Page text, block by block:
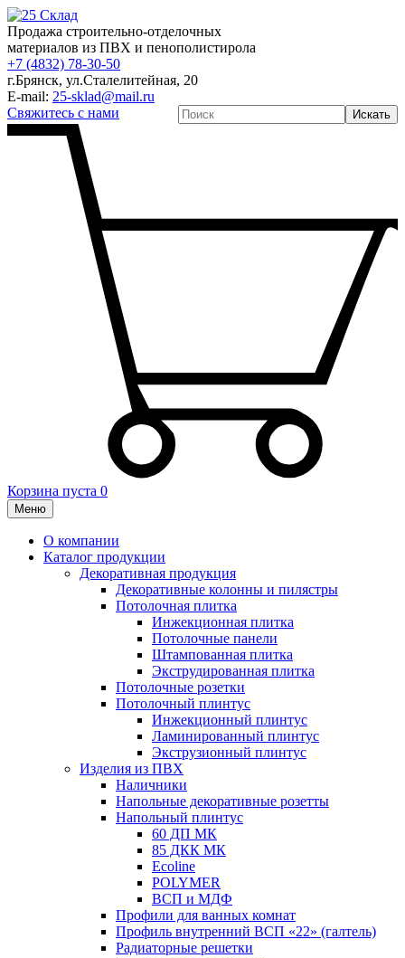
Продажа строительно-отделочных
материалов из ПВХ и пенополистирола
+7 (4832) 78-30-50
г.Брянск, ул.Сталелитейная, 20
E-mail: 25-sklad@mail.ru
Свяжитесь с нами
Искать
Корзина пуста 0
Меню
О компании
Каталог продукции
Декоративная продукция
Декоративные колонны и пилястры
Потолочная плитка
Инжекционная плитка
Потолочные панели
Штампованная плитка
Экструдированная плитка
Потолочные розетки
Потолочный плинтус
Инжекционный плинтус
Ламинированный плинтус
Экструзионный плинтус
Изделия из ПВХ
Наличники
Напольные декоративные розетты
Напольный плинтус
60 ДП МК
85 ДКК МК
Ecoline
POLYMER
ВСП и МДФ
Профили для ванных комнат
Профиль внутренний ВСП «22» (галтель)
Радиаторные решетки